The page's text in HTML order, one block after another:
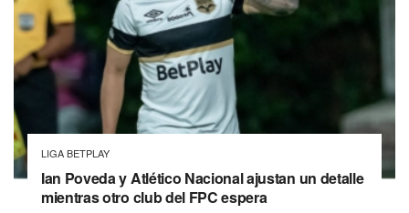
LIGA BETPLAY
Ian Poveda y Atlético Nacional ajustan un detalle
mientras otro club del FPC espera